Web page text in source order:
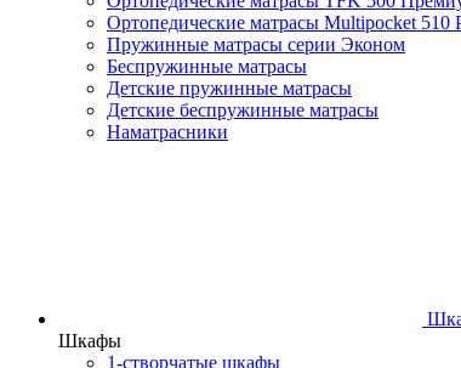
Ортопедические матрасы Multipocket 510
Пружинные матрасы серии Эконом
Беспружинные матрасы
Детские пружинные матрасы
Детские беспружинные матрасы
Наматрасники
Шкафы
1-створчатые шкафы